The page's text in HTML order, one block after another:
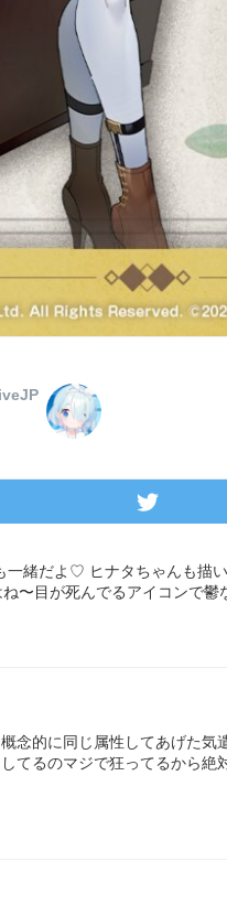
一緒だよ♡ ヒナタちゃんも描
〜目が死んでるアイコンで鬱
念的に同じ属性してあげた
てるのマジで狂ってるから